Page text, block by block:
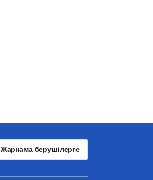
Жарнама берушілерге